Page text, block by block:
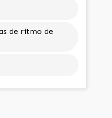
de ritmo de